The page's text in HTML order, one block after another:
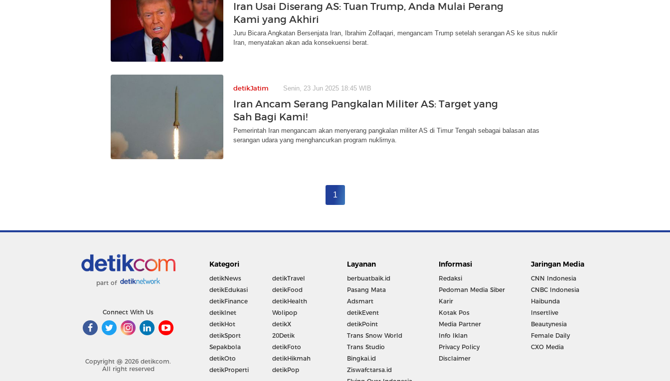
Iran Usai Diserang AS: Tuan Trump, Anda Mulai Perang
Kami yang Akhiri
Juru Bicara Angkatan Bersenjata Iran, Ibrahim Zolfaqari, mengancam Trump setelah serangan AS ke situs nuklir
Iran, menyatakan akan ada konsekuensi berat.
detikJatim Senin, 23 Jun 2025 18:45 WIB
Iran Ancam Serang Pangkalan Militer AS: Target yang
Sah Bagi Kami!
Pemerintah Iran mengancam akan menyerang pangkalan militer AS di Timur Tengah sebagai balasan atas
serangan udara yang menghancurkan program nuklirnya.
1
part of
Connect With Us
Copyright @ 2026 detikcom.
All right reserved
Kategori
detikNews
detikEdukasi
detikFinance
detikInet
detikHot
detikSport
Sepakbola
detikOto
detikProperti
detikTravel
detikFood
detikHealth
Wolipop
detikX
20Detik
detikFoto
detikHikmah
detikPop
Layanan
berbuatbaik.id
Pasang Mata
Adsmart
detikEvent
detikPoint
Trans Snow World
Trans Studio
Bingkai.id
Ziswafctarsa.id
Informasi
Redaksi
Pedoman Media Siber
Karir
Kotak Pos
Media Partner
Info Iklan
Privacy Policy
Disclaimer
Jaringan Media
CNN Indonesia
CNBC Indonesia
Haibunda
Insertlive
Beautynesia
Female Daily
CXO Media